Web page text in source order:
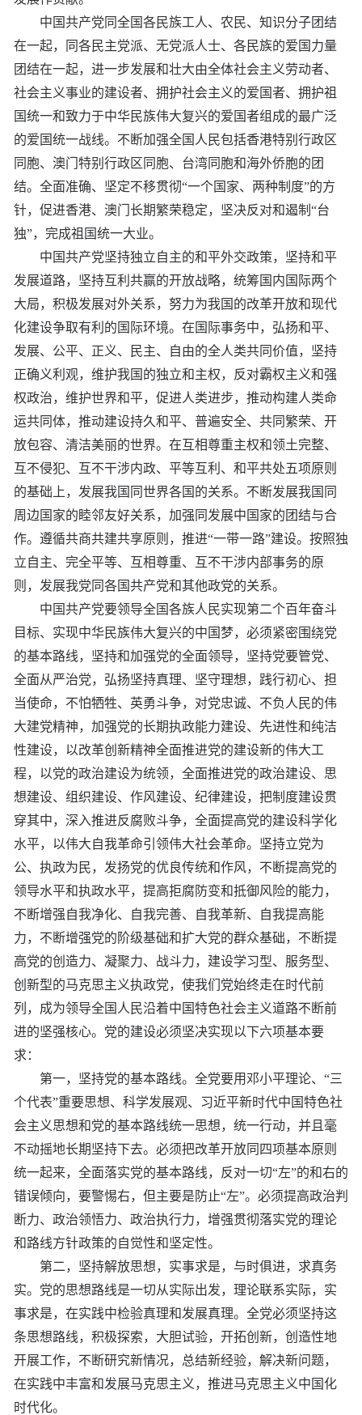
中国共产党同全国各民族工人、农民、知识分子团结
在一起，同各民主党派、无党派人士、各民族的爱国力量
团结在一起，进一步发展和壮大由全体社会主义劳动者、
社会主义事业的建设者、拥护社会主义的爱国者、拥护祖
国统一和致力于中华民族伟大复兴的爱国者组成的最广泛
的爱国统一战线。不断加强全国人民包括香港特别行政区
同胞、澳门特别行政区同胞、台湾同胞和海外侨胞的团
结。全面准确、坚定不移贯彻“一个国家、两种制度”的方
针，促进香港、澳门长期繁荣稳定，坚决反对和遏制“台
独”，完成祖国统一大业。
中国共产党坚持独立自主的和平外交政策，坚持和平
发展道路，坚持互利共赢的开放战略，统筹国内国际两个
大局，积极发展对外关系，努力为我国的改革开放和现代
化建设争取有利的国际环境。在国际事务中，弘扬和平、
发展、公平、正义、民主、自由的全人类共同价值，坚持
正确义利观，维护我国的独立和主权，反对霸权主义和强
权政治，维护世界和平，促进人类进步，推动构建人类命
运共同体，推动建设持久和平、普遍安全、共同繁荣、开
放包容、清洁美丽的世界。在互相尊重主权和领土完整、
互不侵犯、互不干涉内政、平等互利、和平共处五项原则
的基础上，发展我国同世界各国的关系。不断发展我国同
周边国家的睦邻友好关系，加强同发展中国家的团结与合
作。遵循共商共建共享原则，推进“一带一路”建设。按照独
立自主、完全平等、互相尊重、互不干涉内部事务的原
则，发展我党同各国共产党和其他政党的关系。
中国共产党要领导全国各族人民实现第二个百年奋斗
目标、实现中华民族伟大复兴的中国梦，必须紧密围绕党
的基本路线，坚持和加强党的全面领导，坚持党要管党、
全面从严治党，弘扬坚持真理、坚守理想，践行初心、担
当使命，不怕牺牲、英勇斗争，对党忠诚、不负人民的伟
大建党精神，加强党的长期执政能力建设、先进性和纯洁
性建设，以改革创新精神全面推进党的建设新的伟大工
程，以党的政治建设为统领，全面推进党的政治建设、思
想建设、组织建设、作风建设、纪律建设，把制度建设贯
穿其中，深入推进反腐败斗争，全面提高党的建设科学化
水平，以伟大自我革命引领伟大社会革命。坚持立党为
公、执政为民，发扬党的优良传统和作风，不断提高党的
领导水平和执政水平，提高拒腐防变和抵御风险的能力，
不断增强自我净化、自我完善、自我革新、自我提高能
力，不断增强党的阶级基础和扩大党的群众基础，不断提
高党的创造力、凝聚力、战斗力，建设学习型、服务型、
创新型的马克思主义执政党，使我们党始终走在时代前
列，成为领导全国人民沿着中国特色社会主义道路不断前
进的坚强核心。党的建设必须坚决实现以下六项基本要
求：
第一，坚持党的基本路线。全党要用邓小平理论、“三
个代表”重要思想、科学发展观、习近平新时代中国特色社
会主义思想和党的基本路线统一思想，统一行动，并且毫
不动摇地长期坚持下去。必须把改革开放同四项基本原则
统一起来，全面落实党的基本路线，反对一切“左”的和右的
错误倾向，要警惕右，但主要是防止“左”。必须提高政治判
断力、政治领悟力、政治执行力，增强贯彻落实党的理论
和路线方针政策的自觉性和坚定性。
第二，坚持解放思想，实事求是，与时俱进，求真务
实。党的思想路线是一切从实际出发，理论联系实际，实
事求是，在实践中检验真理和发展真理。全党必须坚持这
条思想路线，积极探索，大胆试验，开拓创新，创造性地
开展工作，不断研究新情况，总结新经验，解决新问题，
在实践中丰富和发展马克思主义，推进马克思主义中国化
时代化。